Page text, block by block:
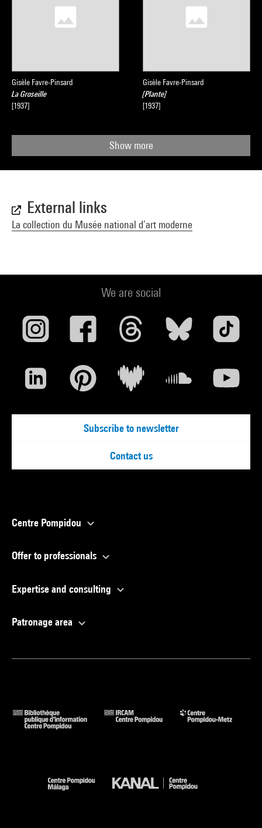
Gisèle Favre-Pinsard
La Groseille
[1937]
Gisèle Favre-Pinsard
[Plante]
[1937]
Show more
External links
La collection du Musée national d’art moderne
We are social
Subscribe to newsletter
Contact us
Centre Pompidou
Offer to professionals
Expertise and consulting
Patronage area